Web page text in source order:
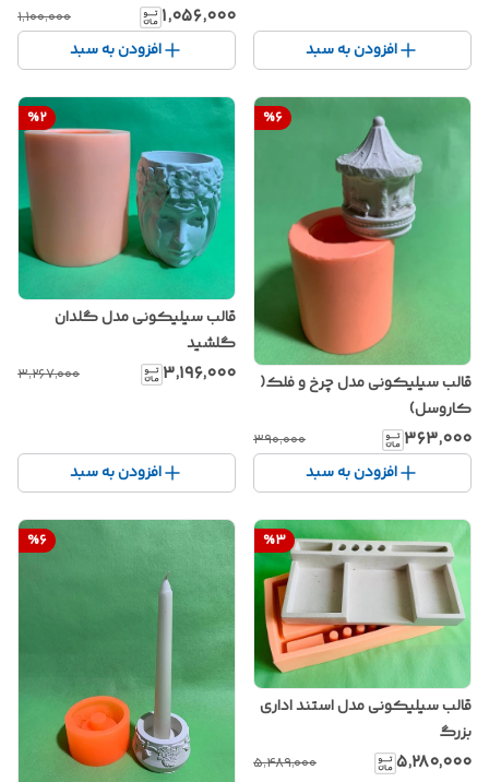
افزودن به سبد
۱٬۰۵۶٬۰۰۰ ۱٬۱۰۰٬۰۰۰
افزودن به سبد
%6
قالب سیلیکونی مدل چرخ و فلک(
کاروسل)
۳۶۳٬۰۰۰ ۳۹۰٬۰۰۰
افزودن به سبد
%2
قالب سیلیکونی مدل گلدان
گلشید
۳٬۱۹۶٬۰۰۰ ۳٬۲۶۷٬۰۰۰
افزودن به سبد
%3
قالب سیلیکونی مدل استند اداری
بزرگ
۵٬۲۸۰٬۰۰۰ ۵٬۴۸۹٬۰۰۰
%6